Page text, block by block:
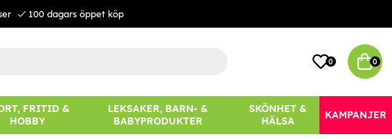
100 dagars öppet köp
0 0
FRITID &
HOBBY
LEKSAKER, BARN- &
BABYPRODUKTER
SKÖNHET &
HÄLSA
KAMPANJER